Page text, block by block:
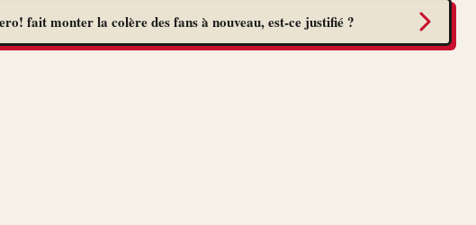
fait monter la colère des fans à nouveau, est-ce justifié ?